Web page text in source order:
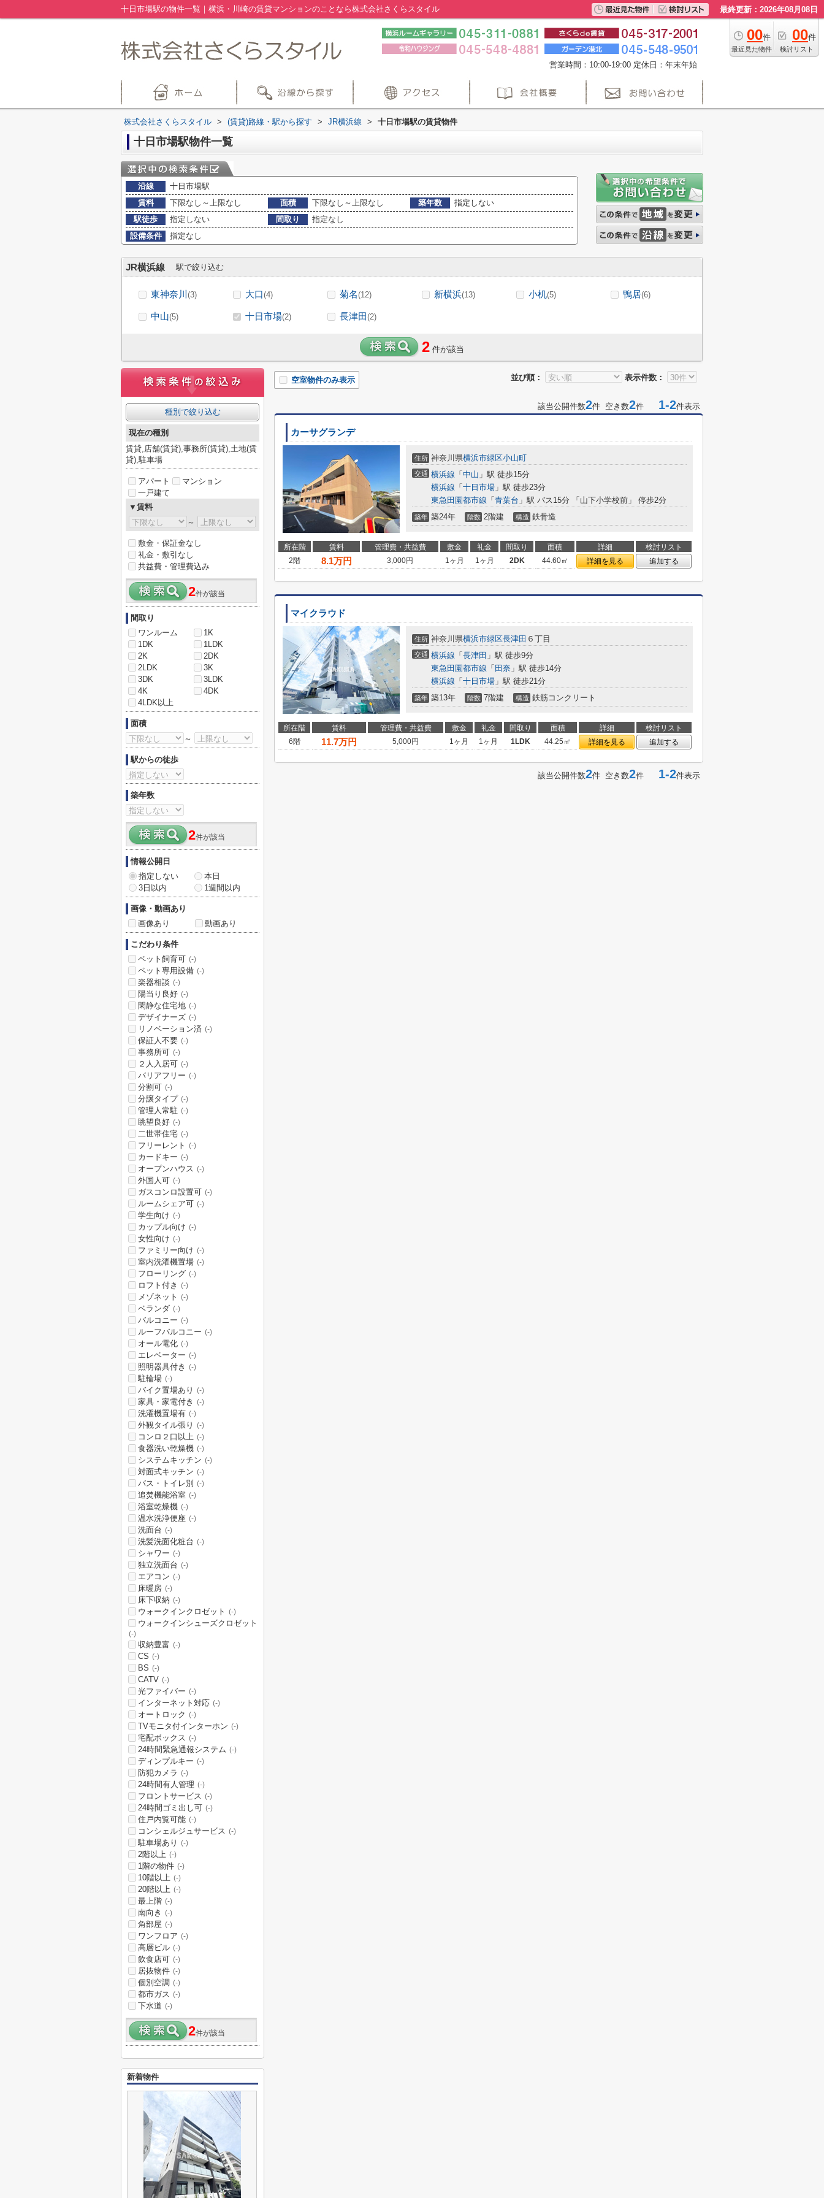
十日市場駅の物件一覧｜横浜・川崎の賃貸マンションのことなら株式会社さくらスタイル 最終更新：2026年08月08日
00件
最近見た物件
00件
検討リスト
営業時間：10:00-19:00 定休日：年末年始
株式会社さくらスタイル > (賃貸)路線・駅から探す > JR横浜線 > 十日市場駅の賃貸物件
十日市場駅物件一覧
沿線
十日市場駅
賃料
下限なし～上限なし 面積 下限なし～上限なし 築年数
指定しない
駅徒歩
指定しない 間取り
指定なし
設備条件
指定なし
JR横浜線 駅で絞り込む
東神奈川 (3) 大口(4) 菊名(12) 新横浜(13) 小机(5) 鴨居(6)
中山(5) 十日市場(2) 長津田(2)
2 件が該当
並び順： 表示件数：
空室物件のみ表示
該当公開件数2件 空き数2件 1-2件表示
カーサグランデ
住所 神奈川県横浜市緑区小山町
交通 横浜線 「 中山 」駅 徒歩15分
横浜線 「 十日市場 」駅 徒歩23分
東急田園都市線 「 青葉台 」駅 バス15分 「山下小学校前」 停歩2分
築年 築24年 階数 2階建 構造 鉄骨造
所在階 賃料 管理費・共益費 敷金 礼金 間取り 面積 詳細
検討リスト
2階
8.1万円 3,000円 1ヶ月 1ヶ月 2DK 44.60㎡ 詳細を見る 追加する
マイクラウド
住所 神奈川県横浜市緑区長津田 ６丁目
交通 横浜線 「 長津田 」駅 徒歩9分
東急田園都市線 「 田奈 」駅 徒歩14分
横浜線 「 十日市場 」駅 徒歩21分
築年 築13年 階数 7階建 構造 鉄筋コンクリート
所在階 賃料 管理費・共益費 敷金 礼金 間取り 面積 詳細
検討リスト
6階
11.7万円 5,000円 1ヶ月 1ヶ月 1LDK 44.25㎡ 詳細を見る 追加する
該当公開件数2件 空き数2件 1-2件表示
種別で絞り込む
現在の種別
賃貸,店舗(賃貸),事務所(賃貸),土地(賃
貸),駐車場
アパート
マンション
一戸建て
▼賃料
～
敷金・保証金なし
礼金・敷引なし
共益費・管理費込み
2件が該当
間取り
ワンルーム
1K
1DK
1LDK
2K
2DK
2LDK
3K
3DK
3LDK
4K
4DK
4LDK以上
面積
～
駅からの徒歩
築年数
2件が該当
情報公開日
指定しない
本日
3日以内
1週間以内
画像・動画あり
画像あり
動画あり
こだわり条件
ペット飼育可 (-)
ペット専用設備 (-)
楽器相談 (-)
陽当り良好 (-)
閑静な住宅地 (-)
デザイナーズ (-)
リノベーション済 (-)
保証人不要 (-)
事務所可 (-)
２人入居可 (-)
バリアフリー (-)
分割可 (-)
分譲タイプ (-)
管理人常駐 (-)
眺望良好 (-)
二世帯住宅 (-)
フリーレント (-)
カードキー (-)
オープンハウス (-)
外国人可 (-)
ガスコンロ設置可 (-)
ルームシェア可 (-)
学生向け (-)
カップル向け (-)
女性向け (-)
ファミリー向け (-)
室内洗濯機置場 (-)
フローリング (-)
ロフト付き (-)
メゾネット (-)
ベランダ (-)
バルコニー (-)
ルーフバルコニー (-)
オール電化 (-)
エレベーター (-)
照明器具付き (-)
駐輪場 (-)
バイク置場あり (-)
家具・家電付き (-)
洗濯機置場有 (-)
外観タイル張り (-)
コンロ２口以上 (-)
食器洗い乾燥機 (-)
システムキッチン (-)
対面式キッチン (-)
バス・トイレ別 (-)
追焚機能浴室 (-)
浴室乾燥機 (-)
温水洗浄便座 (-)
洗面台 (-)
洗髪洗面化粧台 (-)
シャワー (-)
独立洗面台 (-)
エアコン (-)
床暖房 (-)
床下収納 (-)
ウォークインクロゼット (-)
ウォークインシューズクロゼット
(-)
収納豊富 (-)
CS (-)
BS (-)
CATV (-)
光ファイバー (-)
インターネット対応 (-)
オートロック (-)
TVモニタ付インターホン (-)
宅配ボックス (-)
24時間緊急通報システム (-)
ディンプルキー (-)
防犯カメラ (-)
24時間有人管理 (-)
フロントサービス (-)
24時間ゴミ出し可 (-)
住戸内覧可能 (-)
コンシェルジュサービス (-)
駐車場あり (-)
2階以上 (-)
1階の物件 (-)
10階以上 (-)
20階以上 (-)
最上階 (-)
南向き (-)
角部屋 (-)
ワンフロア (-)
高層ビル (-)
飲食店可 (-)
居抜物件 (-)
個別空調 (-)
都市ガス (-)
下水道 (-)
2件が該当
新着物件